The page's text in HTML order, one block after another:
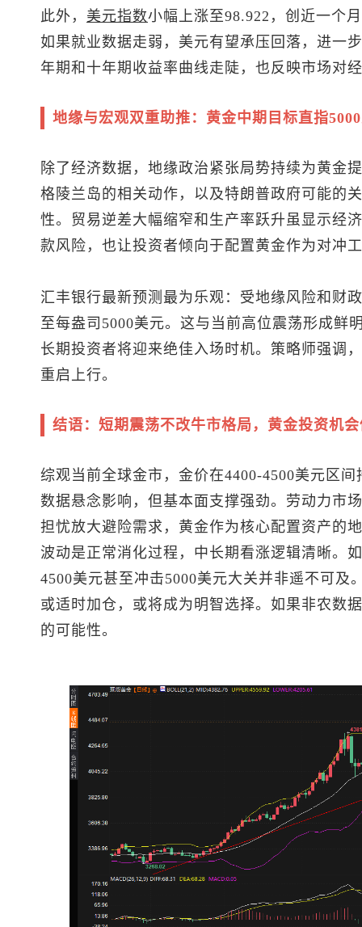
此外， 美元指数小幅上涨至98.922，创近一个
如果就业数据走弱，美元有望承压回落，进一
年期和十年期收益率曲线走陡，也反映市场对
地缘与宏观双重助推：黄金中期目标直指
除了经济数据，地缘政治紧张局势持续为黄金
格陵兰岛的相关动作，以及特朗普政府可能的
性。贸易逆差大幅缩窄和生产率跃升虽显示经
款风险，也让投资者倾向于配置黄金作为对冲
汇丰银行最新预测最为乐观：受地缘风险和财
至每盎司5000美元。这与当前高位震荡形成鲜
长期投资者将迎来绝佳入场时机。策略师强调
重启上行。
结语：短期震荡不改牛市格局，黄金投资机
综观当前全球金市，金价在4400-4500美元区
数据悬念影响，但基本面支撑强劲。劳动力市
担忧放大避险需求，黄金作为核心配置资产的
波动是正常消化过程，中长期看涨逻辑清晰。
4500美元甚至冲击5000美元大关并非遥不可及
或适时加仓，或将成为明智选择。如果非农数
的可能性。